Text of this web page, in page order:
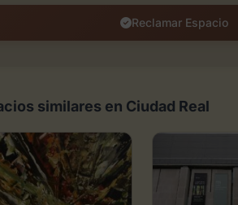
Reclamar Espacio
similares en Ciudad Real